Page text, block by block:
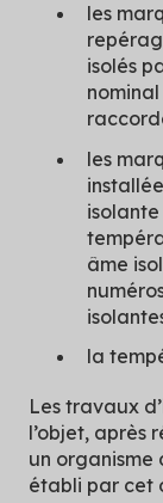
les
isolés
les
âme
la
Les travaux
l’objet, après
un organisme
établi par cet